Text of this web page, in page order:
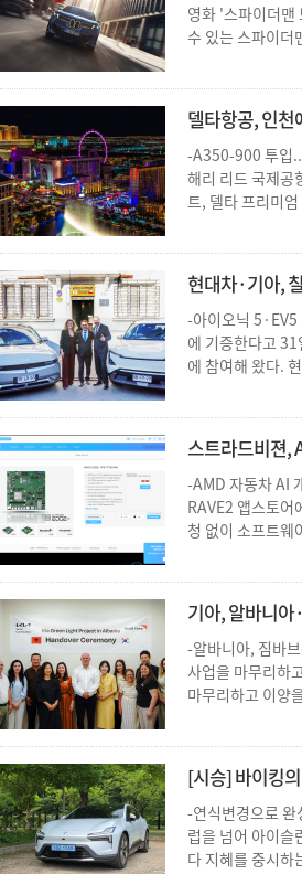
영화 '스파이더맨
수 있는 스파이더
델타항공, 인천
-A350-900 투입..
해리 리드 국제공
트, 델타 프리미
현대차·기아,
-아이오닉 5·EV5
에 기증한다고 31
에 참여해 왔다.
스트라드비젼,
-AMD 자동차 AI
RAVE2 앱스토어
청 없이 소프트웨
기아, 알바니아
-알바니아, 짐바
사업을 마무리하
마무리하고 이양
[시승] 바이킹
-연식변경으로 완
럽을 넘어 아이슬
다 지혜를 중시하